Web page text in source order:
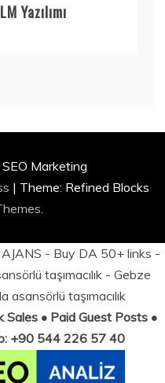
Yazılımı
SEO Marketing
| Theme: Refined Blocks
- Buy DA 50+ links -
taşımacılık - Gebze
asansörlü taşımacılık
• Paid Guest Posts •
+90 544 226 57 40